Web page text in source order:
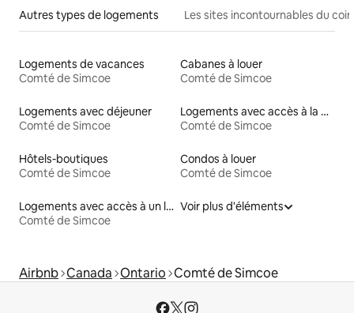
Autres types de logements Les sites incontournables du coin
Logements de vacances
Comté de Simcoe
Cabanes à louer
Comté de Simcoe
Logements avec déjeuner
Comté de Simcoe
Logements avec accès à la plage
Comté de Simcoe
Hôtels-boutiques
Comté de Simcoe
Condos à louer
Comté de Simcoe
Logements avec accès à un lac
Comté de Simcoe
Voir plus d'éléments
Airbnb Canada Ontario Comté de Simcoe